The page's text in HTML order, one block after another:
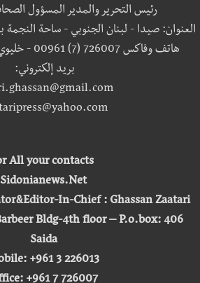
رئيس التحرير والمدير المسؤول
العنوان: صيدا - لبنان الجنوبي - ساحة النجمة
هاتف وفاكس 726007 (7) 00961 - خليوي 226013 (3) 00961
بريد إلكتروني:
All your contacts
Sidonianews.Net
In-Chief : Ghassan Zaatari
Bldg-4th floor – P.o.box: 406
Saida
+961 3 226013